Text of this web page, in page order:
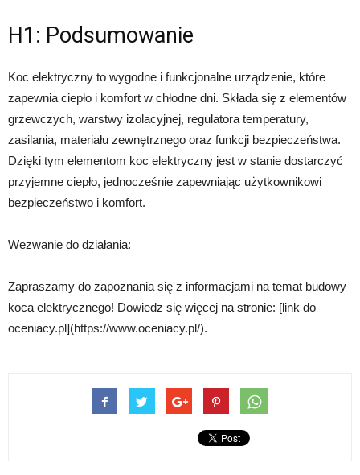
H1: Podsumowanie
Koc elektryczny to wygodne i funkcjonalne urządzenie, które
zapewnia ciepło i komfort w chłodne dni. Składa się z elementów
grzewczych, warstwy izolacyjnej, regulatora temperatury,
zasilania, materiału zewnętrznego oraz funkcji bezpieczeństwa.
Dzięki tym elementom koc elektryczny jest w stanie dostarczyć
przyjemne ciepło, jednocześnie zapewniając użytkownikowi
bezpieczeństwo i komfort.
Wezwanie do działania:
Zapraszamy do zapoznania się z informacjami na temat budowy
koca elektrycznego! Dowiedz się więcej na stronie: [link do
oceniacy.pl](https://www.oceniacy.pl/).